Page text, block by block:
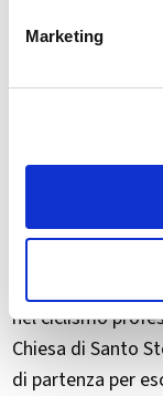
Marketing
Mazzo di
nel ciclismo
Chiesa di Santo
di partenza per